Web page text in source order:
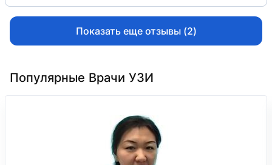
Показать еще отзывы (2)
Популярные Врачи УЗИ